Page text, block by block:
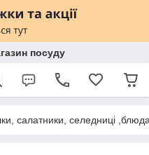
посуду
салатники, селедниці